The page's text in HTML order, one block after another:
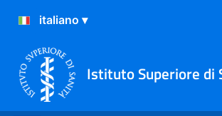
Istituto Superiore di